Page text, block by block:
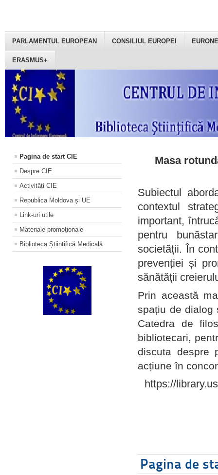
PARLAMENTUL EUROPEAN CONSILIUL EUROPEI
ERASMUS+
Pagina de start CIE
Despre CIE
Activități CIE
Republica Moldova și UE
Link-uri utile
Materiale promoţionale
Biblioteca Științifică Medicală
Masa
Subiectul
contextul
important,
pentru
societății. În
prevenției și
sănătății
Prin această
spațiu de dialog
Catedra de
bibliotecari,
discuta despre
acțiune în
https://
Pagina de